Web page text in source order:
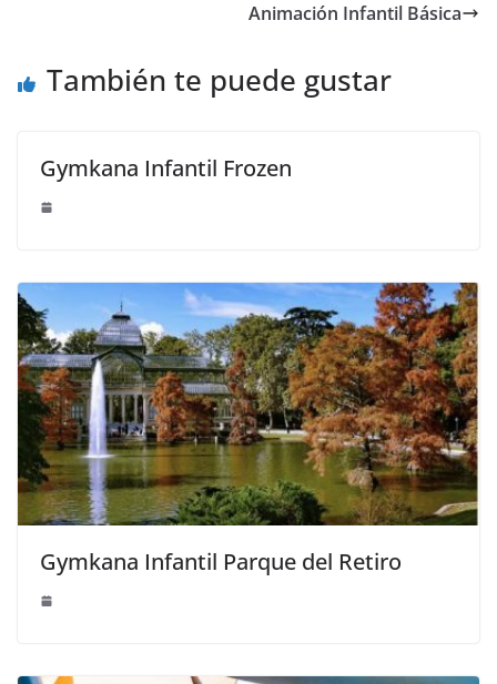
Animación Infantil Básica
También te puede gustar
Gymkana Infantil Frozen
Gymkana Infantil Parque del Retiro